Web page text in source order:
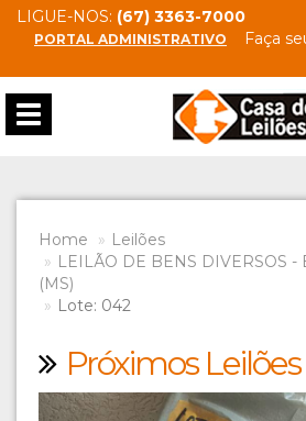
LIGUE-NOS: (67) 3363-7000
PORTAL ADMINISTRATIVO Faça
Toggle
navigation
Home
Leilões
LEILÃO DE BENS DIVERSOS -
(MS)
Lote: 042
Próximos Leilões
Previous